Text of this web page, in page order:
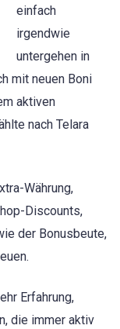
einfach
irgendwie
untergehen in
mit neuen Boni
aktiven
nach Telara
Währung,
Discounts,
der Bonusbeute,
Erfahrung,
die immer aktiv